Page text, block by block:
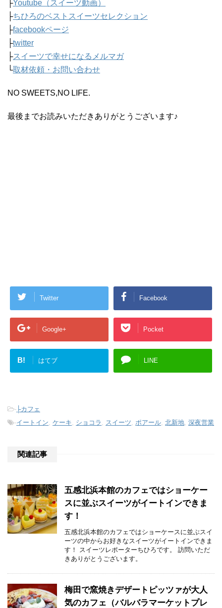
├Youtube（スイーツ動画）
├ちひろのベストスイーツセレクション
├facebookページ
├twitter
├スイーツで幸せになるメルマガ
└取材依頼・お問い合わせ
NO SWEETS,NO LIFE.
最後までお読みいただきありがとうございます♪
Twitter Facebook
Google+ Pocket
B! はてブ LINE
- ├カフェ
-イートイン ケーキ ショコラ スイーツ ポアール 北新地 深夜営業
関連記事
五感北浜本館のカフェではショーケー
スに並ぶスイーツがイートインできま
す！
五感北浜本館のカフェではショーケースに並ぶスイ
ーツの中からお好きなスイーツがイートインできま
す！ スイーツレポーターちひろです。 訪問いただ
きありがとうございます。
梅田で窯焼きデザートピッツァが大人
気のカフェ（バルバラマーケットプレ